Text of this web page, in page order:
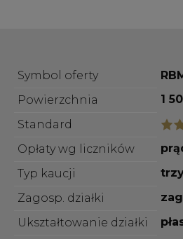
Symbol oferty
Powierzchnia
1
Standard
Opłaty wg liczników
Typ kaucji
Zagosp. działki
Ukształtowanie działki